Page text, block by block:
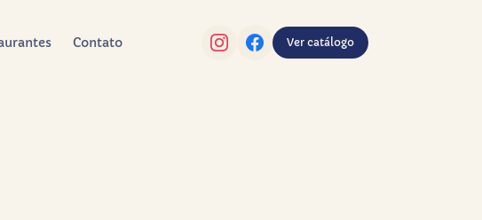
Contato Ver catálogo